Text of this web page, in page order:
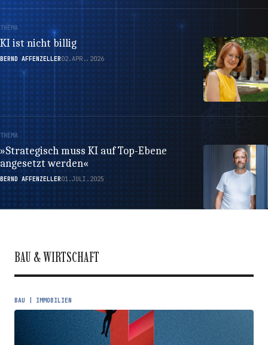
THEMA
KI ist nicht billig
BERND AFFENZELLER02.APR..2026
THEMA
»Strategisch muss KI auf Top-Ebene
angesetzt werden«
BERND AFFENZELLER01.JULI.2025
BAU & WIRTSCHAFT
BAU | IMMOBILIEN